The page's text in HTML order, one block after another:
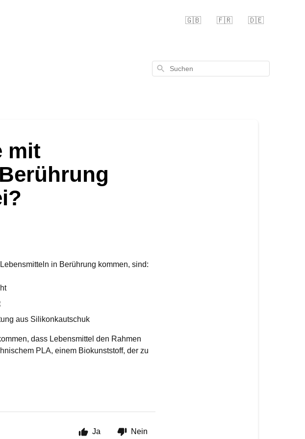
🇬🇧 🇫🇷 🇩🇪
Suchen
mit
in Berührung kommen, sind:
aus Silikonkautschuk
dass Lebensmittel den Rahmen
PLA, einem Biokunststoff, der zu
Ja Nein